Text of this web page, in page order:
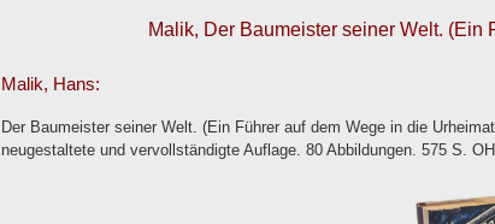
Malik, Der Baumeister seiner Welt. (Ein
Malik, Hans:
Der Baumeister seiner Welt. (Ein Führer auf dem Wege in die
neugestaltete und vervollständigte Auflage. 80 Abbildungen. 575 S.